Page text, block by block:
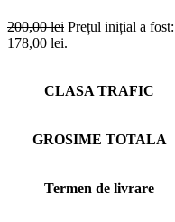
200,00lei Prețul inițial a
178,00 lei.
CLASA TRAFIC
GROSIME TOTALA
Termen de livrare